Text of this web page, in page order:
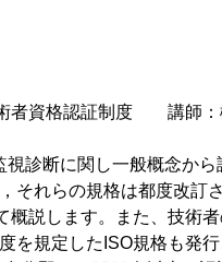
術者資格認証制度 講師
診断に関し一般概念か
それらの規格は都度改訂
概説します。また、技術
規定したISO規格も発行